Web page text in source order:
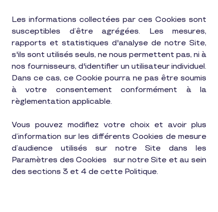
Les informations collectées par ces Cookies sont
susceptibles d’être agrégées. Les mesures,
rapports et statistiques d'analyse de notre Site,
s'ils sont utilisés seuls, ne nous permettent pas, ni à
nos fournisseurs, d'identifier un utilisateur individuel.
Dans ce cas, ce Cookie pourra ne pas être soumis
à votre consentement conformément à la
règlementation applicable.
Vous pouvez modifiez votre choix et avoir plus
d’information sur les différents Cookies de mesure
d’audience utilisés sur notre Site dans les
Paramètres des Cookies
sur notre Site et au sein
des sections 3 et 4 de cette Politique.